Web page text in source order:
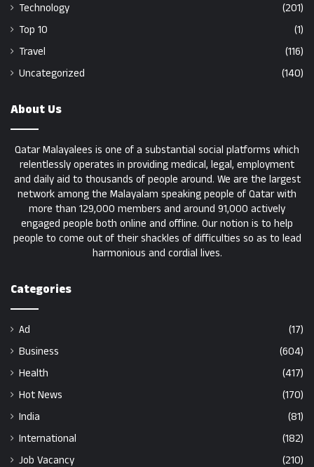
Technology
(201)
Top 10
(1)
Travel
(116)
Uncategorized
(140)
About Us
Qatar Malayalees is one of a substantial social platforms which
relentlessly operates in providing medical, legal, employment
and daily aid to thousands of people around. We are the largest
network among the Malayalam speaking people of Qatar with
more than 129,000 members and around 91,000 actively
engaged people both online and offline. Our notion is to help
people to come out of their shackles of difficulties so as to lead
harmonious and cordial lives.
Categories
Ad
(17)
Business
(604)
Health
(417)
Hot News
(170)
India
(81)
International
(182)
Job Vacancy
(210)